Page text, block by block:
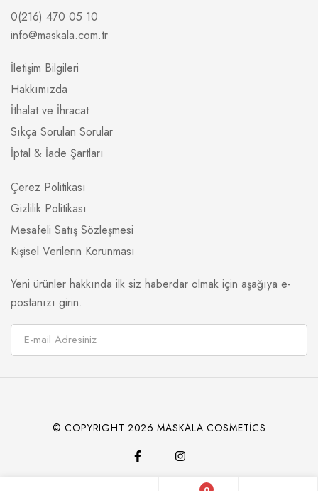
0(216) 470 05 10
info@maskala.com.tr
İletişim Bilgileri
Hakkımızda
İthalat ve İhracat
Sıkça Sorulan Sorular
İptal & İade Şartları
Çerez Politikası
Gizlilik Politikası
Mesafeli Satış Sözleşmesi
Kişisel Verilerin Korunması
Yeni ürünler hakkında ilk siz haberdar olmak için aşağıya e-
postanızı girin.
© COPYRIGHT 2026 MASKALA COSMETİCS